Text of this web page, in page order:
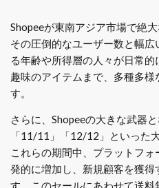
Shopeeが東南アジア市場で絶
その圧倒的なユーザー数と幅
る年齢や所得層の人々が日常
趣味のアイテムまで、多種多
す。
さらに、Shopeeの大きな武器
「11/11」「12/12」といった
これらの期間中、プラットフ
発的に増加し、新規顧客を獲得
す。このセールにあわせて送